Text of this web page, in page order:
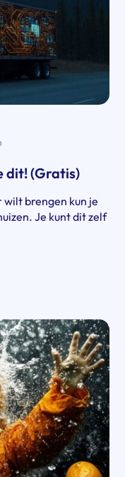
dit! (Gratis)
brengen kun je
Je kunt dit zelf